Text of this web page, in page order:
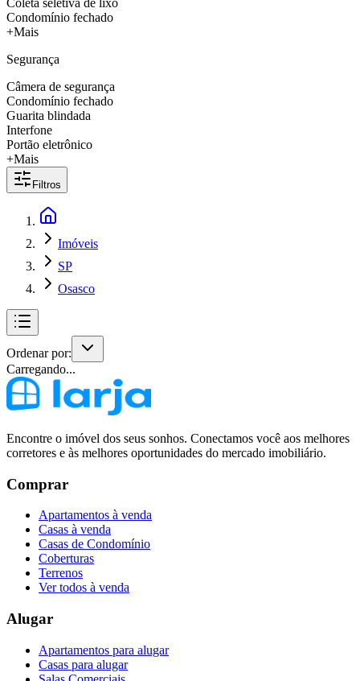
Coleta seletiva de lixo
Condomínio fechado
+Mais
Segurança
Câmera de segurança
Condomínio fechado
Guarita blindada
Interfone
Portão eletrônico
+Mais
Filtros
Imóveis
SP
Osasco
Ordenar por:
Carregando...
Encontre o imóvel dos seus sonhos. Conectamos você aos melhores
corretores e às melhores oportunidades do mercado imobiliário.
Comprar
Apartamentos à venda
Casas à venda
Casas de Condomínio
Coberturas
Terrenos
Ver todos à venda
Alugar
Apartamentos para alugar
Casas para alugar